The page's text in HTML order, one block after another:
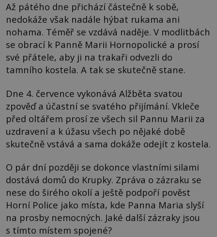
Až pátého dne přichází částečně k sobě,
nedokáže však nadále hýbat rukama ani
nohama. Téměř se vzdává naděje. V modlitbách
se obrací k Panně Marii Hornopolické a prosí
své přátele, aby ji na trakaři odvezli do
tamního kostela. A tak se skutečně stane.
Dne 4. července vykonává Alžběta svatou
zpověď a účastní se svatého přijímání. Vkleče
před oltářem prosí ze všech sil Pannu Marii za
uzdravení a k úžasu všech po nějaké době
skutečně vstává a sama dokáže odejít z kostela.
O pár dní později se dokonce vlastními silami
dostává domů do Krupky. Zpráva o zázraku se
nese do širého okolí a ještě podpoří pověst
Horní Police jako místa, kde Panna Maria slyší
na prosby nemocných. Jaké další zázraky jsou
s tímto místem spojené?